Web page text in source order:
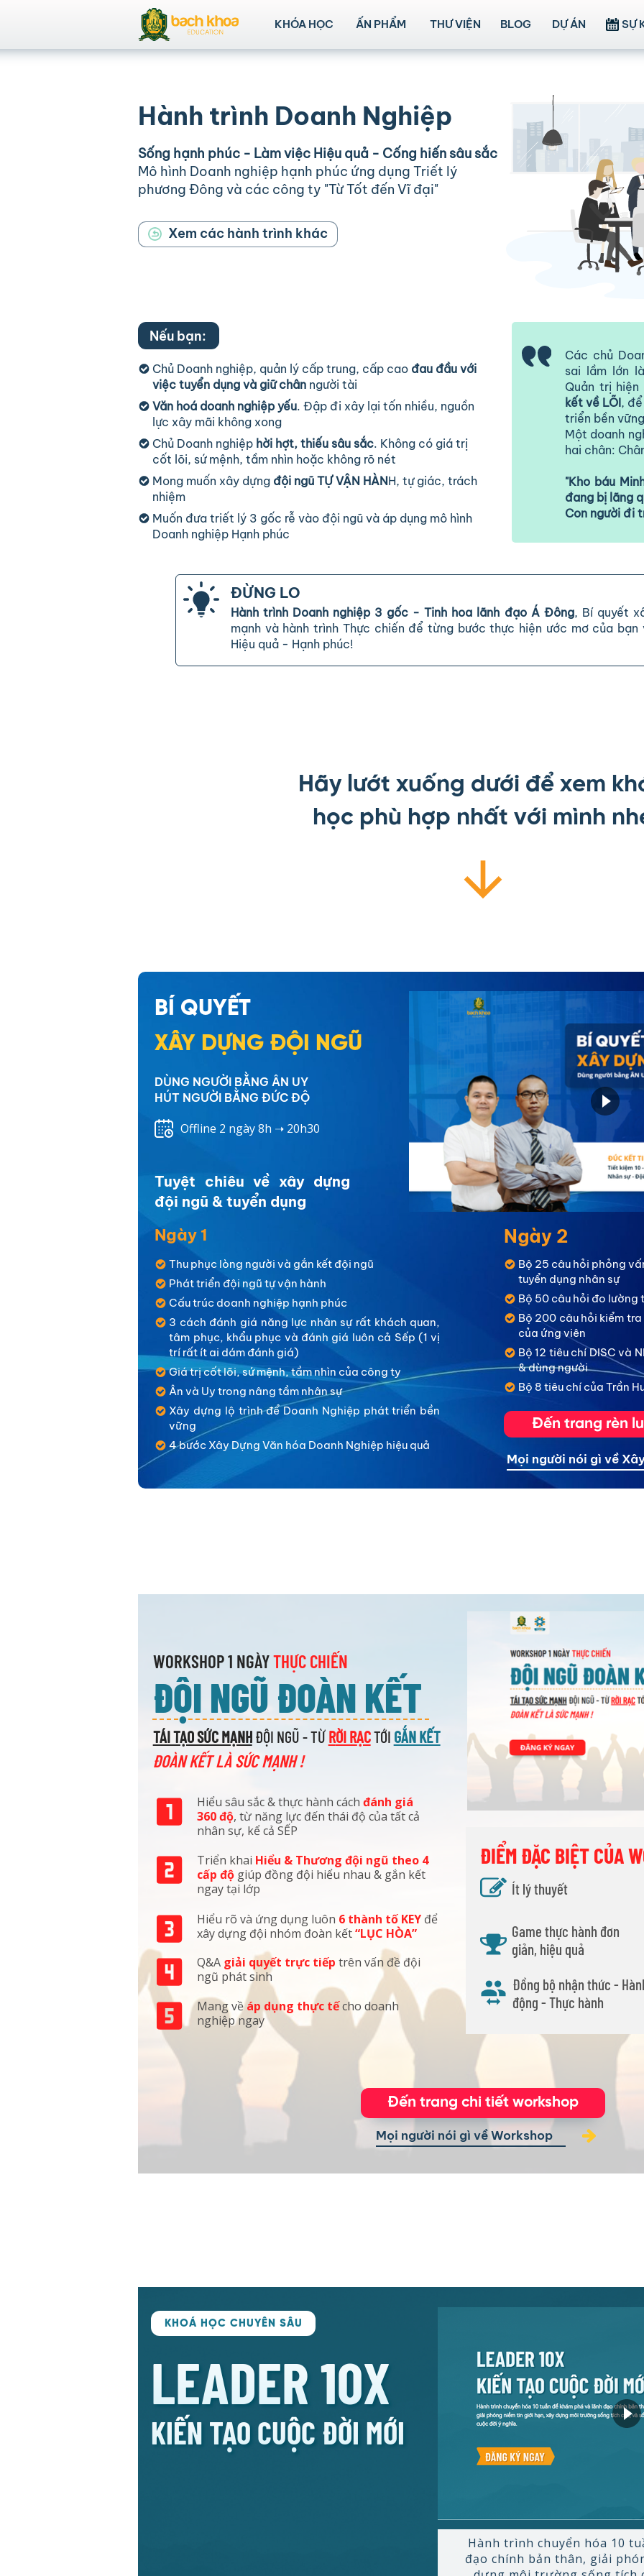
BLOG
ẤN PHẨM
KHÓA HỌC THƯ VIỆN DỰ ÁN SỰ
Hành trình Doanh Nghiệp
Sống hạnh phúc - Làm việc Hiệu quả - Cống hiến sâu sắc
Mô hình Doanh nghiệp hạnh phúc ứng dụng Triết lý
phương Đông và các công ty "Từ Tốt đến Vĩ đại"
Xem các hành trình khác
Các chủ
sai lầm lớn
Quản trị
kết về LÕI,
triển bền
Một doanh
hai chân:
"Kho báu
đang bị lãng
Con người đi
Hành trình Doanh nghiệp 3 gốc - Tinh hoa lãnh đạo Á Đông, Bí quyết
mạnh và hành trình Thực chiến để từng bước thực hiện ước mơ của bạn
Hiệu quả - Hạnh phúc!
ĐỪNG LO
Nếu bạn:
Chủ Doanh nghiệp, quản lý cấp trung, cấp cao đau đầu với
việc tuyển dụng và giữ chân người tài
Văn hoá doanh nghiệp yếu. Đập đi xây lại tốn nhiều, nguồn
lực xây mãi không xong
Chủ Doanh nghiệp hời hợt, thiếu sâu sắc. Không có giá trị
cốt lõi, sứ mệnh, tầm nhìn hoặc không rõ nét
Mong muốn xây dựng đội ngũ TỰ VẬN HÀNH, tự giác, trách
nhiệm
Muốn đưa triết lý 3 gốc rễ vào đội ngũ và áp dụng mô hình
Doanh nghiệp Hạnh phúc
Hãy lướt xuống dưới để xem
học phù hợp nhất với mình
Offline 2 ngày 8h ➝ 20h30
Mọi người nói gì về
Đến trang rèn
DÙNG NGƯỜI BẰNG ÂN UY
HÚT NGƯỜI BẰNG ĐỨC ĐỘ
Thu phục lòng người và gắn kết đội ngũ
Phát triển đội ngũ tự vận hành
Cấu trúc doanh nghiệp hạnh phúc
3 cách đánh giá năng lực nhân sự rất khách quan,
tâm phục, khẩu phục và đánh giá luôn cả Sếp (1 vị
trí rất ít ai dám đánh giá)
Giá trị cốt lõi, sứ mệnh, tầm nhìn của công ty
Ân và Uy trong nâng tầm nhân sự
Xây dựng lộ trình để Doanh Nghiệp phát triển bền
vững
4 bước Xây Dựng Văn hóa Doanh Nghiệp hiệu quả
Ngày 1
Bộ 25 câu hỏi phỏng
tuyển dụng nhân sự
Bộ 50 câu hỏi đo lường
Bộ 200 câu hỏi kiểm
của ứng viên
Bộ 12 tiêu chí DISC và
& dùng người
Bộ 8 tiêu chí của Trần
Ngày 2
BÍ QUYẾT
XÂY DỰNG ĐỘI NGŨ
Tuyệt chiêu về xây dựng
đội ngũ & tuyển dụng
ĐỘI NGŨ ĐOÀN KẾT
WORKSHOP 1 NGÀYTHỰC CHIẾN
TÁI TẠO SỨC MẠNHĐỘI NGŨ - TỪRỜI RẠCTỚI GẮN KẾT
ĐOÀN KẾT LÀ SỨC MẠNH !
Hiểu sâu sắc & thực hành cách đánh giá
360 độ, từ năng lực đến thái độ của tất cả
nhân sự, kể cả SẾP
Triển khai Hiểu & Thương đội ngũ theo 4
cấp độgiúp đồng đội hiểu nhau & gắn kết
ngay tại lớp
Hiểu rõ và ứng dụng luôn 6 thành tố KEYđể
xây dựng đội nhóm đoàn kết“LỤC HÒA”
Q&A giải quyết trực tiếp trên vấn đề đội
ngũ phát sinh
Mang vềáp dụng thực tếcho doanh
nghiệp ngay
Ít lý thuyết
ĐIỂM ĐẶC BIỆT CỦA
Game thực hành đơn
giản, hiệu quả
Đồng bộ nhận thức -
động - Thực hành
Đến trang chi tiết workshop
Mọi người nói gì về Workshop
Hành trình chuyển hóa 10
đạo chính bản thân, giải
KHOÁ HỌC CHUYÊN SÂU
LEADER 10X
KIẾN TẠO CUỘC ĐỜI MỚI